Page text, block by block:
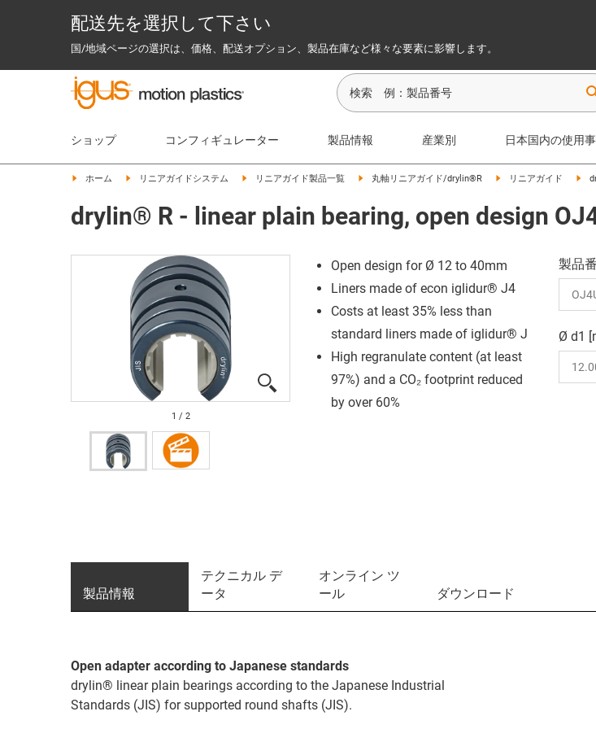
配送先を選択して下さい
国/地域ページの選択は、価格、配送オプション、製品在庫など様々な要素に影響します。
ショップ コンフィギュレーター 製品情報 産業別 日本国内の使用
ホーム リニアガイドシステム リニアガイド製品一覧 丸軸リニアガイド/drylin®R リニアガイド
drylin® R - linear plain bearing, open design
1 / 2
Open design for Ø 12 to 40mm
Liners made of econ iglidur® J4
Costs at least 35% less than
standard liners made of iglidur® J
High regranulate content (at least
97%) and a CO₂ footprint reduced
by over 60%
製品
Ø d1
製品情報
テクニカル デ
ータ
オンライン ツ
ール
ダウンロード
Open adapter according to Japanese standards
drylin® linear plain bearings according to the Japanese Industrial
Standards (JIS) for supported round shafts (JIS).